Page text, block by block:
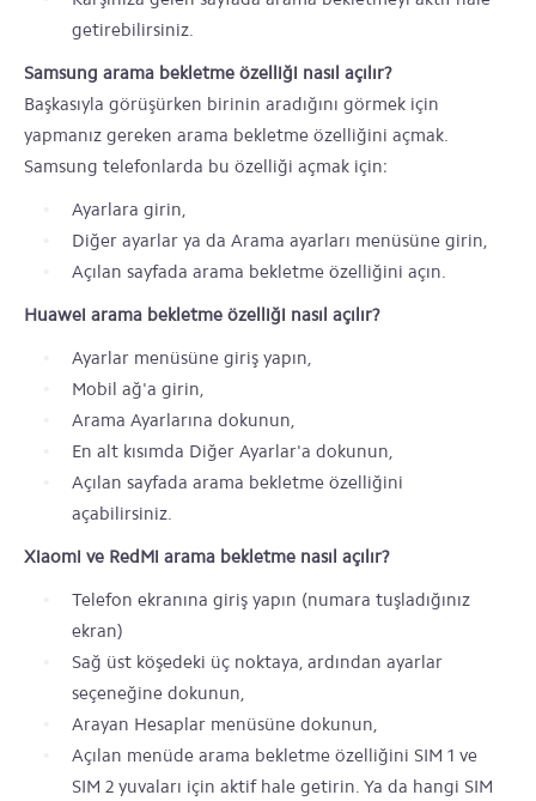
getirebilirsiniz.
Samsung arama bekletme özelliği nasıl açılır?
Başkasıyla görüşürken birinin aradığını görmek için
yapmanız gereken arama bekletme özelliğini açmak.
Samsung telefonlarda bu özelliği açmak için:
Ayarlara girin,
Diğer ayarlar ya da Arama ayarları menüsüne girin,
Açılan sayfada arama bekletme özelliğini açın.
Huawei arama bekletme özelliği nasıl açılır?
Ayarlar menüsüne giriş yapın,
Mobil ağ'a girin,
Arama Ayarlarına dokunun,
En alt kısımda Diğer Ayarlar'a dokunun,
Açılan sayfada arama bekletme özelliğini
açabilirsiniz.
Xiaomi ve RedMi arama bekletme nasıl açılır?
Telefon ekranına giriş yapın (numara tuşladığınız
ekran)
Sağ üst köşedeki üç noktaya, ardından ayarlar
seçeneğine dokunun,
Arayan Hesaplar menüsüne dokunun,
Açılan menüde arama bekletme özelliğini SIM 1 ve
SIM 2 yuvaları için aktif hale getirin. Ya da hangi SIM